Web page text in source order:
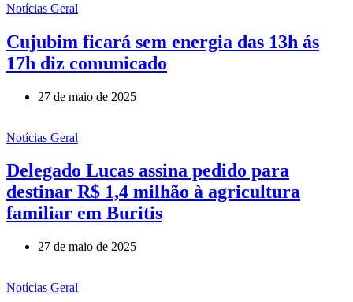
Notícias Geral
Cujubim ficará sem energia das 13h ás
17h diz comunicado
27 de maio de 2025
Notícias Geral
Delegado Lucas assina pedido para
destinar R$ 1,4 milhão à agricultura
familiar em Buritis
27 de maio de 2025
Notícias Geral